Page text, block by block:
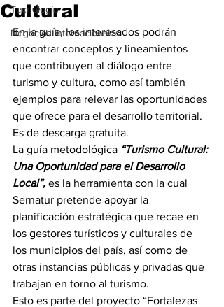
Tecnología
Negocios Internacionales
Cultural
En la guía, los interesados podrán
encontrar conceptos y lineamientos
que contribuyen al diálogo entre
turismo y cultura, como así también
ejemplos para relevar las oportunidades
que ofrece para el desarrollo territorial.
Es de descarga gratuita.
La guía metodológica “Turismo Cultural:
Una Oportunidad para el Desarrollo
Local”, es la herramienta con la cual
Sernatur pretende apoyar la
planificación estratégica que recae en
los gestores turísticos y culturales de
los municipios del país, así como de
otras instancias públicas y privadas que
trabajan en torno al turismo.
Esto es parte del proyecto “Fortalezas